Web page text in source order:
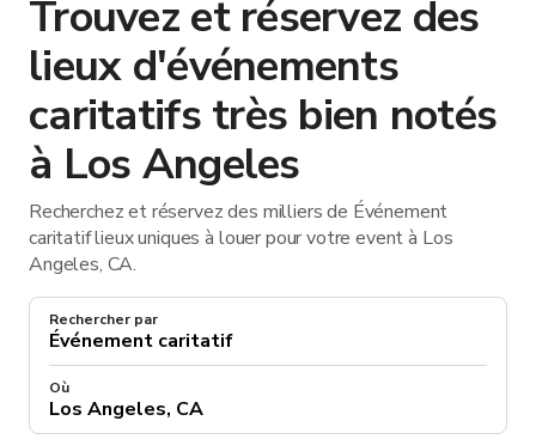
Trouvez et réservez des
lieux d'événements
caritatifs très bien notés
à Los Angeles
Recherchez et réservez des milliers de Événement
caritatif lieux uniques à louer pour votre event à Los
Angeles, CA.
Rechercher par
Où